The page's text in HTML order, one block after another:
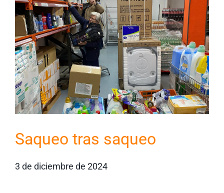
Saqueo tras saqueo
3 de diciembre de 2024